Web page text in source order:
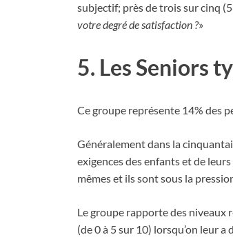
subjectif; près de trois sur cinq
votre degré de satisfaction ?»
5. Les Seniors
Ce groupe représente 14% des
Généralement dans la
exigences des enfants et de
mêmes et ils sont sous la
Le groupe rapporte des
(de 0 à 5 sur 10) lorsqu’on leur